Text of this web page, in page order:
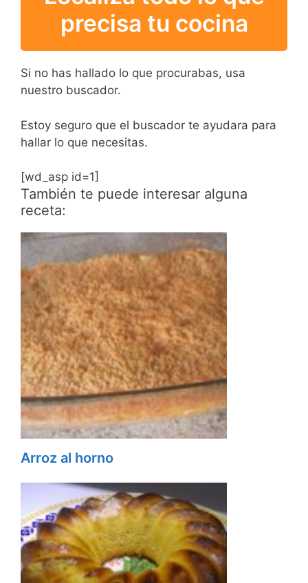
precisa tu cocina
Si no has hallado lo que procurabas, usa
nuestro buscador.
Estoy seguro que el buscador te ayudara para
hallar lo que necesitas.
[wd_asp id=1]
También te puede interesar alguna
receta:
Arroz al horno